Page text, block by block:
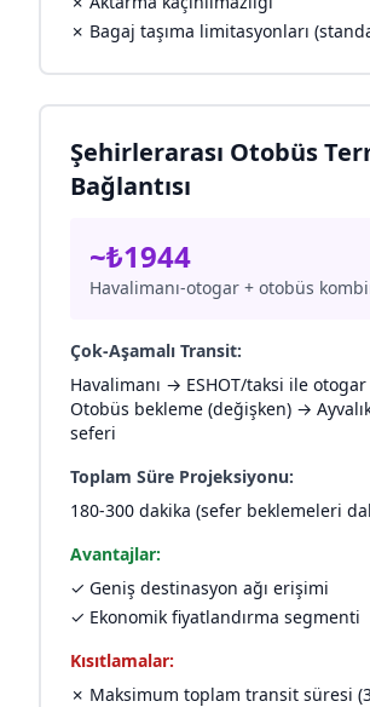
✗ Bagaj taşıma limitasyonları
Şehirlerarası Otobüs
Bağlantısı
~₺1944
Havalimanı-otogar + otobüs
Çok-Aşamalı Transit:
Havalimanı → ESHOT/taksi ile
Otobüs bekleme (değişken) →
seferi
Toplam Süre Projeksiyonu:
180-300 dakika (sefer beklemeleri
Avantajlar:
✓ Geniş destinasyon ağı erişimi
✓ Ekonomik fiyatlandırma segmenti
Kısıtlamalar:
✗ Maksimum toplam transit süresi